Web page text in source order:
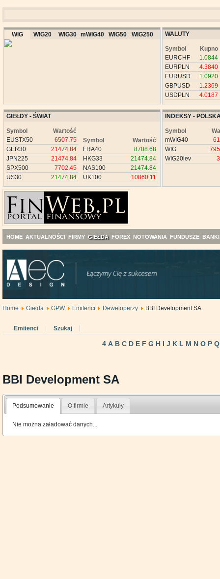
WIG WIG20 WIG30 mWIG40 WIG50 WIG250 WALUTY
Symbol
Kupno
EURCHF
1.0844
EURPLN
4.3840
EURUSD
1.0920
GBPUSD
1.2369
USDPLN
4.0187
GIEŁDY - ŚWIAT
Symbol
Wartość
EUSTX50
6507.75
GER30
21474.84
JPN225
21474.84
SPX500
7702.45
US30
21474.84
Symbol
Wartość
FRA40
8708.68
HKG33
21474.84
NAS100
21474.84
UK100
10860.11
INDEKSY -
Symbol
mWIG40
WIG
WIG20lev
HOME AKTUALNOŚCI FIRMY GIEŁDA FOREX NOTOWANIA FUNDUSZE BANKI
Home Giełda GPW Emitenci Deweloperzy BBI Development SA
Emitenci Szukaj
4 A B C D E F G H I J K L M N O P Q
BBI Development SA
Podsumowanie O firmie Artykuły
Nie można załadować danych...